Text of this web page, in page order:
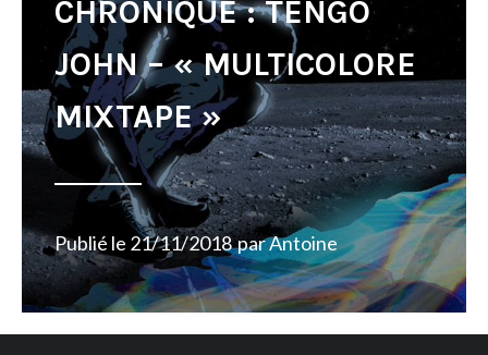
CHRONIQUE : TENGO
JOHN – « MULTICOLORE
MIXTAPE »
Publié le 21/11/2018 parAntoine